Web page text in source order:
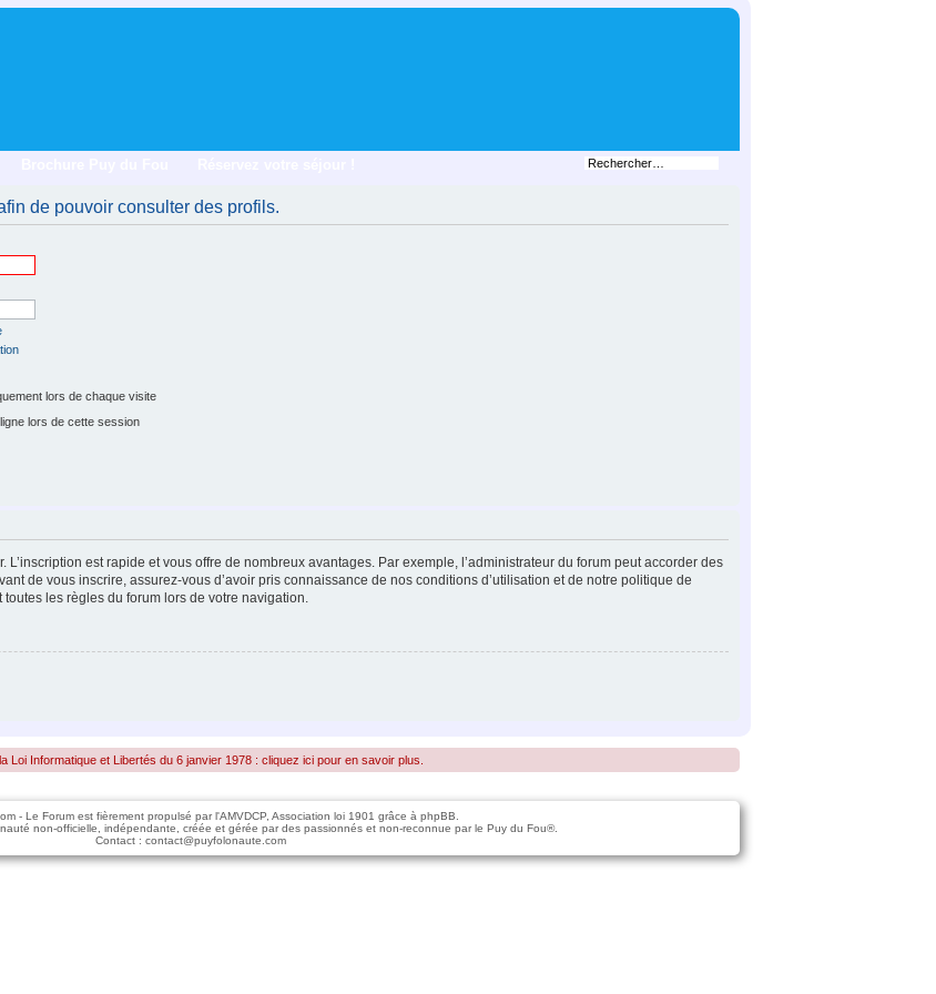
de pouvoir consulter des profils.
lors de chaque visite
lors de cette session
est rapide et vous offre de nombreux avantages. Par exemple, l’administrateur du forum peut accorder des
de vous inscrire, assurez-vous d’avoir pris connaissance de nos conditions d’utilisation et de notre politique de
les règles du forum lors de votre navigation.
Informatique et Libertés du 6 janvier 1978 : cliquez ici pour en savoir plus.
- Le Forum est fièrement propulsé par l'AMVDCP, Association loi 1901 grâce à phpBB.
non-officielle, indépendante, créée et gérée par des passionnés et non-reconnue par le Puy du Fou®.
Contact : contact@puyfolonaute.com